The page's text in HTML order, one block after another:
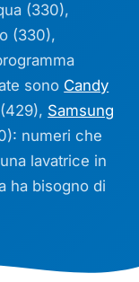
(330),
(330),
sono Candy
(429), Samsung
numeri che
lavatrice in
ha bisogno di